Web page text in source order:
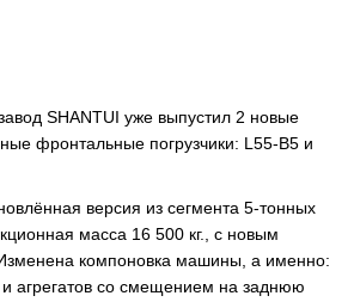
SHANTUI уже выпустил 2 новые
фронтальные погрузчики: L55-В5 и
версия из сегмента 5-тонных
масса 16 500 кг., с новым
компоновка машины, а именно:
агрегатов со смещением на заднюю